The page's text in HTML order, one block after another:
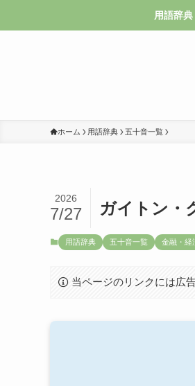
用語辞典
ホーム 用語辞典 五十音一覧
ガイトン・
2026
7/27
用語辞典 五十音一覧 金融・経
当ページのリンクには広